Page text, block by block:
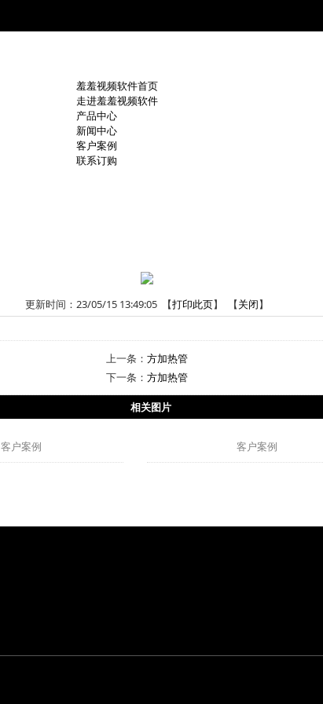
羞羞视频软件首页
走进羞羞视频软件
产品中心
新闻中心
客户案例
联系订购
更新时间：23/05/15 13:49:05 【打印此页】 【关闭】
上一条： 方加热管
下一条： 方加热管
相关图片
客户案例 客户案例